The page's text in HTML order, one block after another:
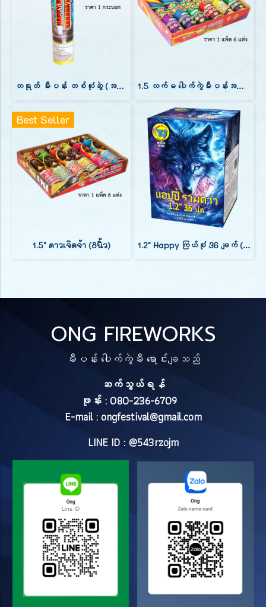
တရုတ် မီးပန်း တစ်လုံးဆွဲ (အချင်း 3 လက်မ) 1 ချက် 1.5 လက်မ ပေါက်ကွဲမီးပန်းအပေါက်ကျယ် အလင်းတောက်ကြယ် (8 လက်မ ဗူးအမြင့်)
Best Seller
1.5" ดาวเจิดจ้า (8นิ้ว) 1.2" Happy ကြယ်စုံ 36 ချက် (9")
ONG FIREWORKS
မီးပန်း ပေါက်ကွဲမီး ရောင်းချသည်
ဆက်သွယ်ရန်
ဖုန်း : 080-236-6709
E-mail : ongfestival@gmail.com
LINE ID : @543rzojm